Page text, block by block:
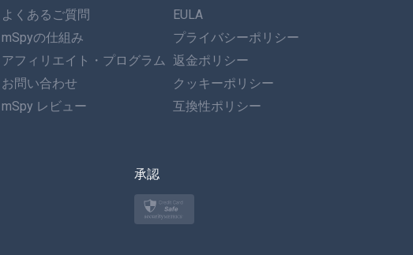
ポルトガル語
イタリア語
トルコ語
よくあるご質問
mSpyの仕組み
アフィリエイト・プログラム
お問い合わせ
mSpy レビュー
EULA
プライバシーポリシー
返金ポリシー
クッキーポリシー
互換性ポリシー
承認